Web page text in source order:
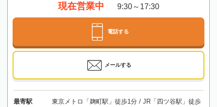
現在営業中 9:30～17:30
電話する
メールする
最寄駅
東京メトロ「麹町駅」徒歩1分 / JR「四ツ谷駅」徒歩